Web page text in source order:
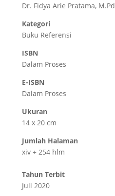
Dr. Fidya Arie Pratama, M.Pd
Kategori
Buku Referensi
ISBN
Dalam Proses
E-ISBN
Dalam Proses
Ukuran
14 x 20 cm
Jumlah Halaman
xiv + 254 hlm
Tahun Terbit
Juli 2020